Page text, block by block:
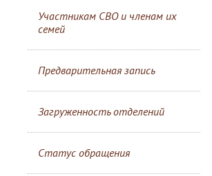
Участникам СВО и членам их
семей
Предварительная запись
Загруженность отделений
Статус обращения